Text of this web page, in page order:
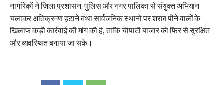
नागरिकों ने जिला प्रशासन, पुलिस और नगर पालिका से संयुक्त अभियान
चलाकर अतिक्रमण हटाने तथा सार्वजनिक स्थानों पर शराब पीने वालों के
खिलाफ कड़ी कार्रवाई की मांग की है, ताकि चौपाटी बाजार को फिर से सुरक्षित
और व्यवस्थित बनाया जा सके।